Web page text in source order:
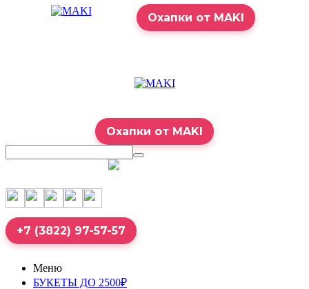
Охапки от MAKI
Охапки от MAKI
+7 (3822) 97-57-57
Меню
БУКЕТЫ ДО 2500₽